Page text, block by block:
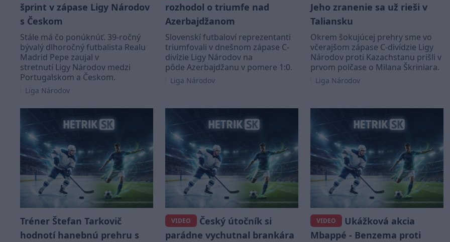
šprint v zápase Ligy Národov
s Českom
Stále má čo ponúknúť. 39-ročný
bývalý dlhoročný futbalista Realu
Madrid Pepe zaujal v
stretnutí Ligy Národov medzi
Portugalskom a Českom.
Liga Národov
rozhodol o triumfe nad
Azerbajdžanom
Slovenskí futbaloví reprezentanti
triumfovali v dnešnom zápase C-
divízie Ligy Národov na
pôde Azerbajdžanu v pomere 1:0.
Liga Národov
Jeho zranenie sa už rieši v
Taliansku
Okrem šokujúcej prehry sme vo
včerajšom zápase C-divídzie Ligy
Národov proti Kazachstanu prišli v
prvom polčase o Milana Škriniara.
Liga Národov
Tréner Štefan Tarkovič
hodnotí hanebnú prehru s
VIDEO
Český útočník si
parádne vychutnal brankára
VIDEO
Ukážková akcia
Mbappé - Benzema proti